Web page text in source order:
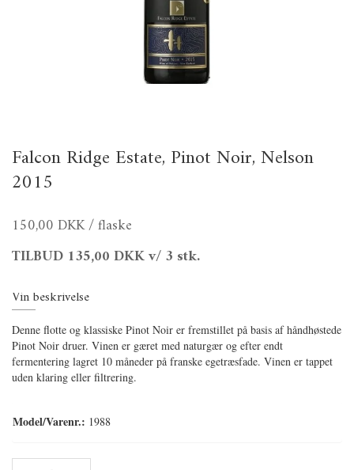
Falcon Ridge Estate, Pinot Noir, Nelson
2015
150,00 DKK/ flaske
TILBUD 135,00 DKKv/ 3 stk.
Vin beskrivelse
Denne flotte og klassiske Pinot Noir er fremstillet på basis af håndhøstede
Pinot Noir druer. Vinen er gæret med naturgær og efter endt
fermentering lagret 10 måneder på franske egetræsfade. Vinen er tappet
uden klaring eller filtrering.
Model/Varenr.: 1988